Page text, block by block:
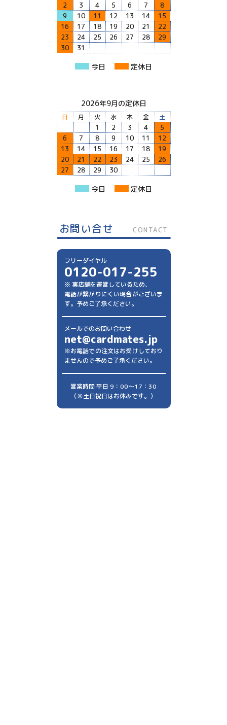
2
3 4 5 6 7
8
9
10 11 12 13 14
15
16
17 18 19 20 21
22
23
24 25 26 27 28
29
30
31
今日 定休日
2026年9月の定休日
日 月 火 水 木 金 土
1 2 3 4
5
6
7 8 9 10 11
12
13
14 15 16 17 18
19
20
21 22 23 24 25
26
27
28 29 30
今日 定休日
CONTACT
お問い合せ
フリーダイヤル
0120-017-255
※ 実店舗を運営しているため、
電話が繋がりにくい場合がございま
す。予めご了承ください。
メールでのお問い合わせ
net@cardmates.jp
※お電話での注文はお受けしており
ませんので予めご了承ください。
営業時間 平日 9：00～17：30
（※土日祝日はお休みです。）